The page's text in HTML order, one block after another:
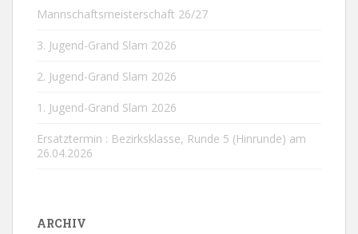
Mannschaftsmeisterschaft 26/27
3. Jugend-Grand Slam 2026
2. Jugend-Grand Slam 2026
1. Jugend-Grand Slam 2026
Ersatztermin : Bezirksklasse, Runde 5 (Hinrunde) am
26.04.2026
ARCHIV